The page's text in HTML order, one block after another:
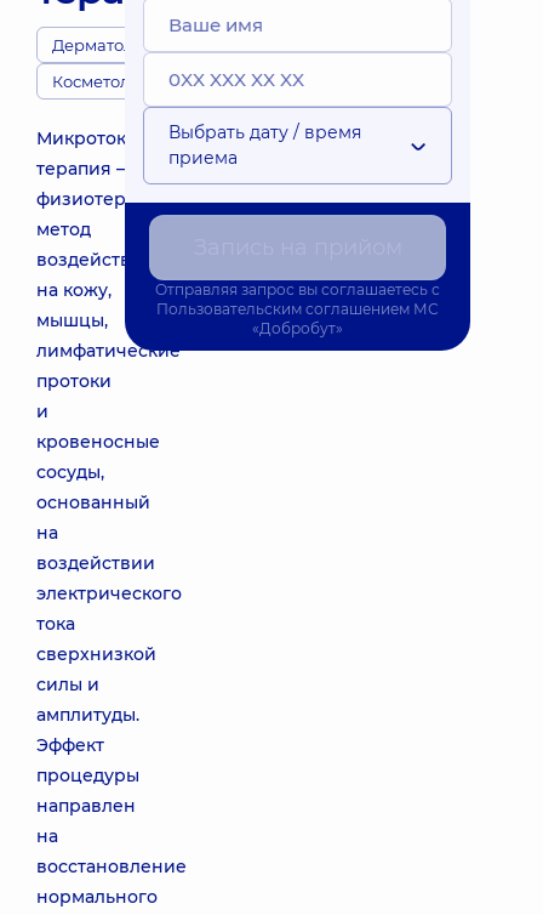
Дерматологи
Косметологи
Микротоковая
терапия –
физиотерапевтический
метод
воздействия
на кожу,
мышцы,
лимфатические
протоки
и
кровеносные
сосуды,
основанный
на
воздействии
электрического
тока
сверхнизкой
силы и
амплитуды.
Эффект
процедуры
направлен
на
восстановление
нормального
Выбрать дату / время
приема
Отправляя запрос вы соглашаетесь с
Пользовательским соглашением МС
«Добробут»